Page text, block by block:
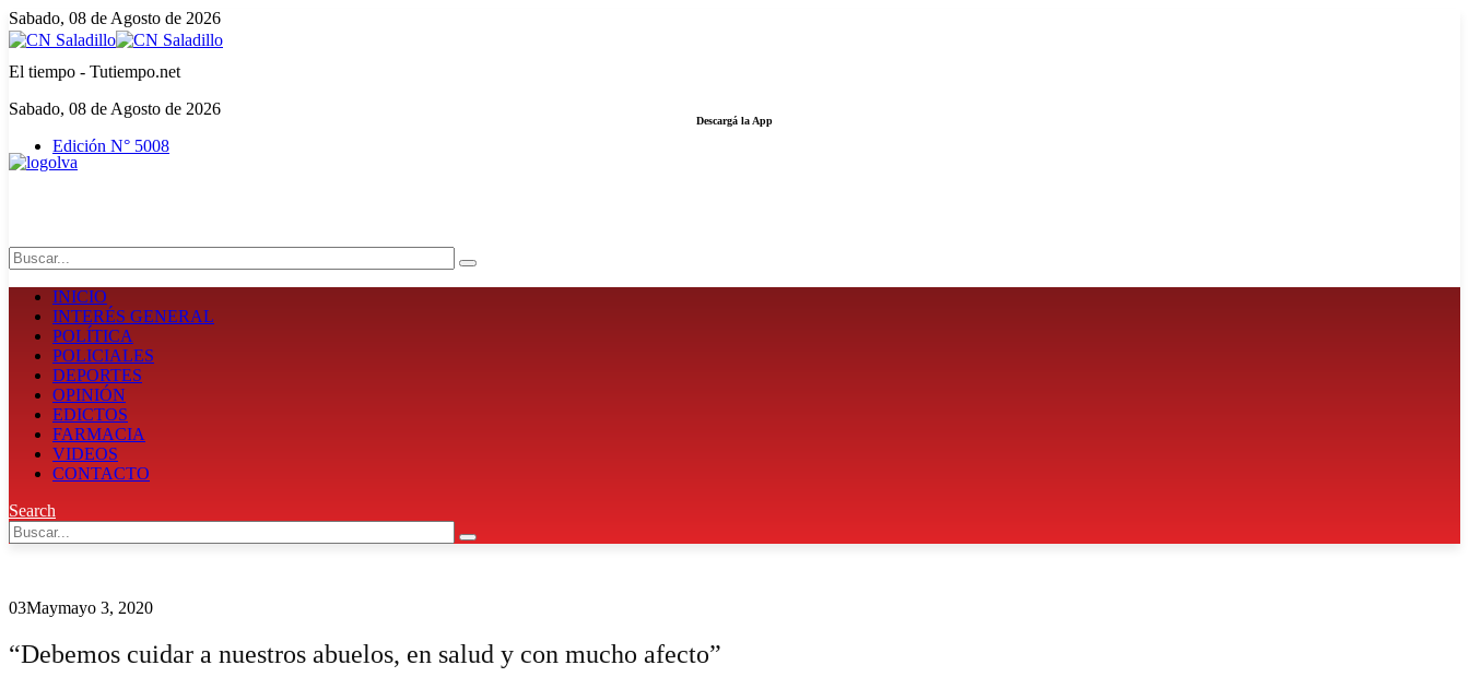
Sabado, 08 de Agosto de 2026
El tiempo - Tutiempo.net
Sabado, 08 de Agosto de 2026
Edición N° 5008
Descargá la App
INICIO
INTERÉS GENERAL
POLÍTICA
POLICIALES
DEPORTES
OPINIÓN
EDICTOS
FARMACIA
VIDEOS
CONTACTO
Search
03Maymayo 3, 2020
“Debemos cuidar a nuestros abuelos, en salud y con mucho afecto”